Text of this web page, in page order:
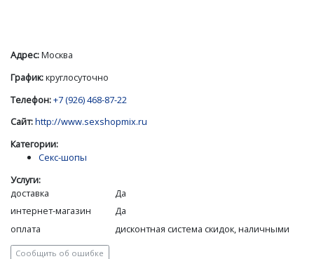
Адрес:Москва
График:круглосуточно
Телефон:+7 (926) 468-87-22
Сайт:http://www.sexshopmix.ru
Категории:
Секс-шопы
Услуги:
доставка
Да
интернет-магазин
Да
оплата
дисконтная система скидок, наличными
Сообщить об ошибке